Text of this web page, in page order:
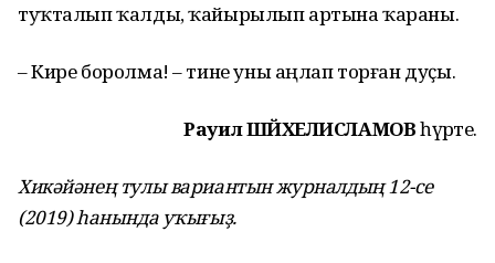
туҡталып ҡалды, ҡайырылып артына ҡараны.
– Кире боролма! – тине уны аңлап торған дуҫы.
Рауил ШӘЙХЕЛИСЛАМОВһүрәте.
Хикәйәнең тулы вариантын журналдың 12-се
(2019) һанында уҡығыҙ.